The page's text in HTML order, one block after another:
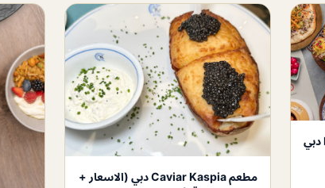
مطعم Bombay Borough Dubai دبي
مطعم Caviar Kaspia دبي (الاسعار +